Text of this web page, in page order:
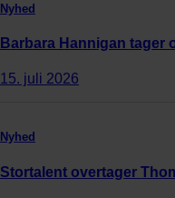
Nyhed
Barbara Hannigan tager
15. juli 2026
Nyhed
Stortalent overtager